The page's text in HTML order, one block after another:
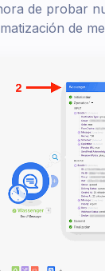
de probar
de